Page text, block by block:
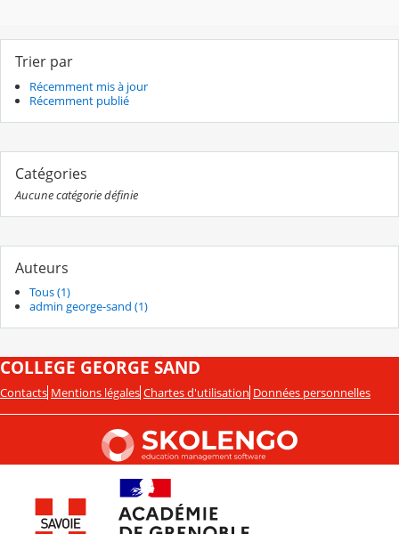
Trier par
Récemment mis à jour
Récemment publié
Catégories
Aucune catégorie définie
Auteurs
Tous (1)
admin george-sand (1)
COLLEGE GEORGE SAND
Contacts Mentions légales Chartes d'utilisation Données personnelles